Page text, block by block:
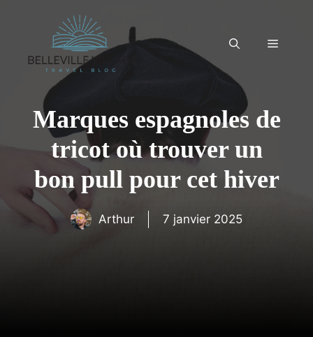
Menu
Marques espagnoles de
tricot où trouver un
bon pull pour cet hiver
Arthur 7 janvier 2025